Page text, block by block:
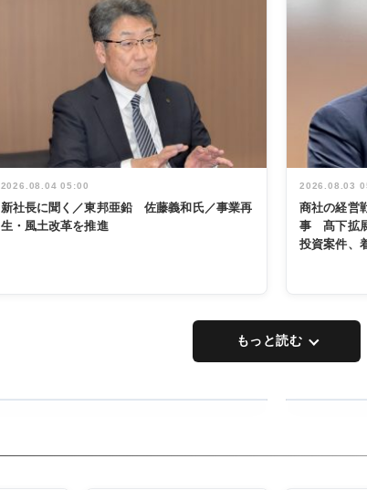
2026.08.04 05:00
新社長に聞く／東邦亜鉛 佐藤義和氏／事業再
生・風土改革を推進
2026.08.03
商社の経営
事 髙下拡
投資案件、
もっと読む